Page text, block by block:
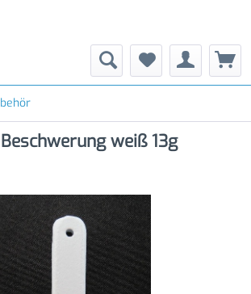
weiß 13g